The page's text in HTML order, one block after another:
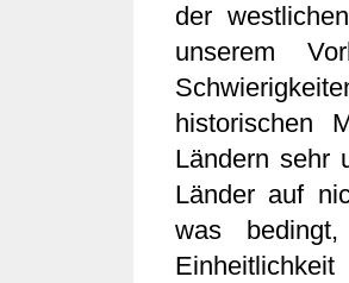
der
unserem
historischen
Ländern sehr
Länder auf
was